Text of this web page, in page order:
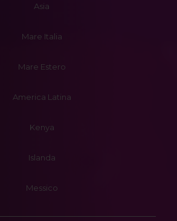
Asia
Mare Italia
Mare Estero
America Latina
Kenya
Islanda
Messico